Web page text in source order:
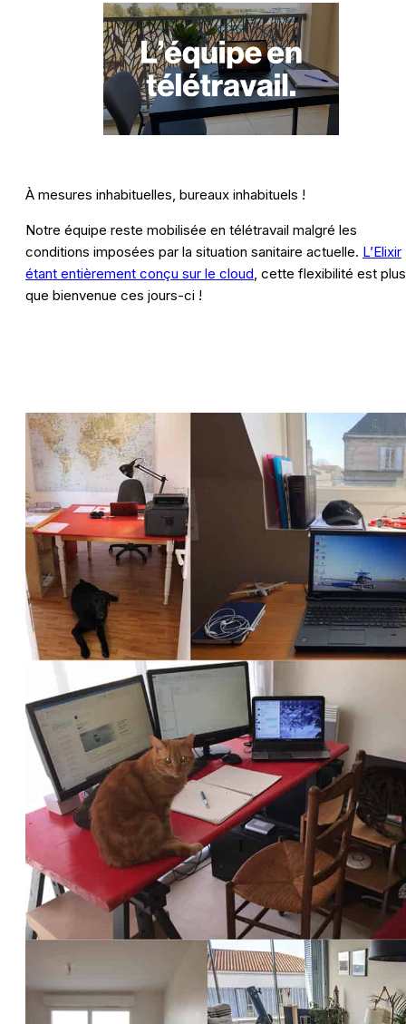
À mesures inhabituelles, bureaux inhabituels !
Notre équipe reste mobilisée en télétravail malgré les
conditions imposées par la situation sanitaire actuelle. L’Elixir
étant entièrement conçu sur le cloud , cette flexibilité est plus
que bienvenue ces jours-ci !